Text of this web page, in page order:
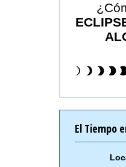
El Tiempo